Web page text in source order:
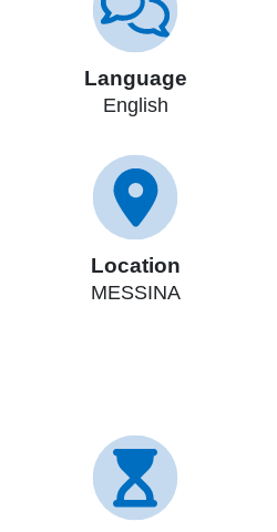
Language
English
Location
MESSINA